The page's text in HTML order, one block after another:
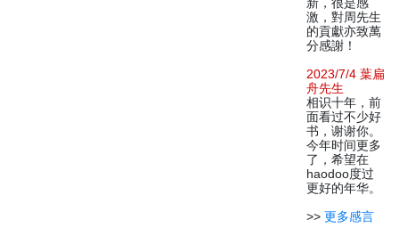
激，對周先生
的貢獻亦致萬
分感謝！
2023/7/4 葉扁
舟先生
相识十年，前
面看过不少好
书，谢谢你。
今年时间更多
了，希望在
haodoo度过
更好的年华。
>> 更多感言